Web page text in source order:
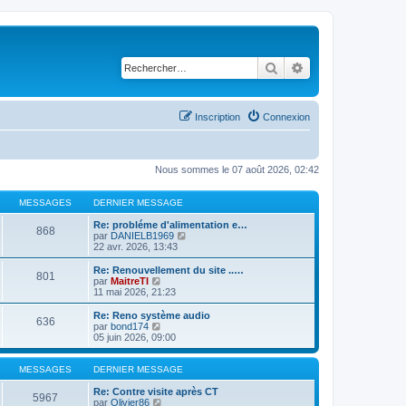
Rechercher
Connexion
Inscription
Nous sommes le 07 août 2026, 02:42
MESSAGES DERNIER MESSAGE
868
Re: probléme d'alimentation e…
par DANIELB1969
n
s
r
d
n
i
22 avr. 2026, 13:43
801
Re: Renouvellement du site ..…
par MaitreTI
o
n
s
l
e
r
l
e
11 mai 2026, 21:23
636
Re: Reno système audio
par bond174
o
n
s
u
l
t
05 juin 2026, 09:00
MESSAGES DERNIER MESSAGE
5967
Re: Contre visite après CT
par Olivier86